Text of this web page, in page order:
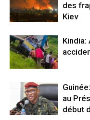
des
Kiev
Kindia:
au
début